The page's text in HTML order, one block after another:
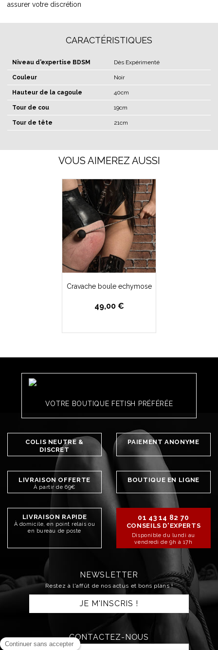
assurer votre discrétion
CARACTÉRISTIQUES
Niveau d'expertise BDSM Dès Expérimenté
Couleur Noir
Hauteur de la cagoule 40cm
Tour de cou 19cm
Tour de tête 21cm
VOUS AIMEREZ AUSSI
Cravache boule echymose
49,00 €
VOTRE BOUTIQUE FETISH PRÉFÉRÉE
COLIS NEUTRE &
DISCRET
PAIEMENT ANONYME
LIVRAISON OFFERTE
À partir de 69€
BOUTIQUE EN LIGNE
LIVRAISON RAPIDE
À domicile, en point relais ou
en bureau de poste
01 43 14 82 70
CONSEILS D'EXPERTS
Disponible du lundi au
vendredi de 9h à 17h
NEWSLETTER
Restez à l'affût de nos actus et bons plans !
JE M'INSCRIS !
CONTACTEZ-NOUS